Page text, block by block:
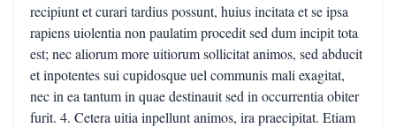
recipiunt et curari tardius possunt, huius incitata et se ipsa
rapiens uiolentia non paulatim procedit sed dum incipit tota
est; nec aliorum more uitiorum sollicitat animos, sed abducit
et inpotentes sui cupidosque uel communis mali exagitat,
nec in ea tantum in quae destinauit sed in occurrentia obiter
furit. 4. Cetera uitia inpellunt animos, ira praecipitat. Etiam